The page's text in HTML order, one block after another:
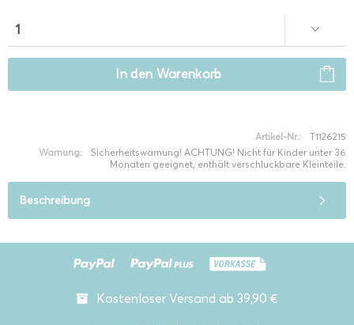
In den Warenkorb
Artikel-Nr.:
T1126215
Warnung:
Sicherheitswarnung! ACHTUNG! Nicht für Kinder unter 36
Monaten geeignet, enthält verschluckbare Kleinteile.
Beschreibung
Kostenloser Versand ab 39,90 €